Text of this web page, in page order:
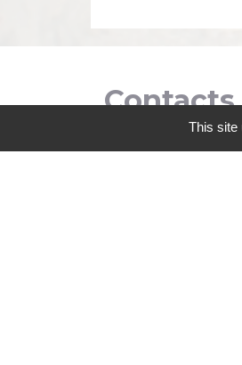
Contacts
This site